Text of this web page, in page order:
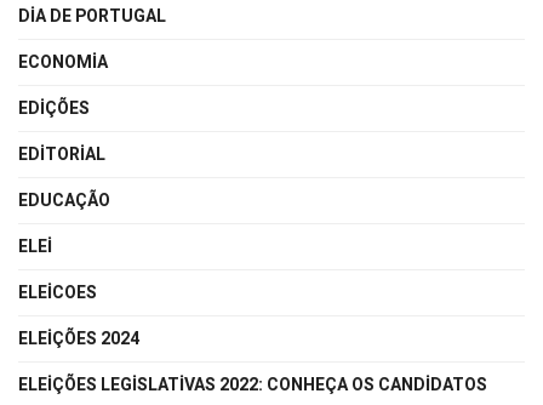
DIA DE PORTUGAL
ECONOMIA
EDIÇÕES
EDITORIAL
EDUCAÇÃO
ELEI
ELEICOES
ELEIÇÕES 2024
ELEIÇÕES LEGISLATIVAS 2022: CONHEÇA OS CANDIDATOS